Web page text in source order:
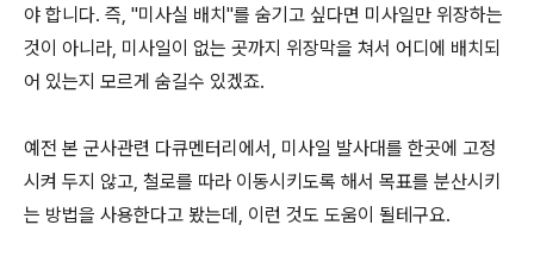
야 합니다. 즉, "미사실 배치"를 숨기고 싶다면 미사일만 위장하는
것이 아니라, 미사일이 없는 곳까지 위장막을 쳐서 어디에 배치되
어 있는지 모르게 숨길수 있겠죠.
예전 본 군사관련 다큐멘터리에서, 미사일 발사대를 한곳에 고정
시켜 두지 않고, 철로를 따라 이동시키도록 해서 목표를 분산시키
는 방법을 사용한다고 봤는데, 이런 것도 도움이 될테구요.